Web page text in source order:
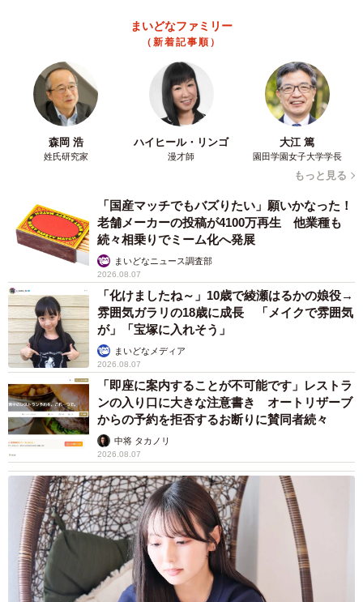
6歳を迎えたしらすちゃん。飼い主さんを見上げる様子がキュート（画像
提供：硝子さん）
しらすちゃんは現在6歳。小さなころの愛らしいあどけな
さ、きゅるんとした瞳はそのままに、美しい成猫へと成長
し、家族に笑顔をもたらす存在になりました。
「ちょっぴり内弁慶な子です。子猫時代に他の猫と接する
機会がなかったこともあってか、猫は苦手。それでも、あ
とから迎えためかぶ、うるめのことを受け入れてくれまし
た。そんなしらすの懐の広さに感動したのを覚えていま
す」
そして、飼い主さん夫婦に赤ちゃんが誕生すると、子守り
のような振る舞いを見せるように。頼もしいお姉ちゃんと
して家族を見守ってくれるようになりました。
「こんなにも毎日“かわいい”と“大好き”があふれる存在がい
るなんて、本当に幸せです。しらすと一緒にたくさんのこ
とを体験し、たくさんの感情に寄り添ってもらいました。
私の子どもであり、親友であり、家族以上の家族です。こ
れからも一緒にたくさん幸せになろうね」
まいどなファミリー
（新着記事順）
森岡 浩
姓氏研究家
ハイヒール・リンゴ
漫才師
大江 篤
園田学園女子大学学長
もっと見る
「国産マッチでもバズりたい」願いかなった！
老舗メーカーの投稿が4100万再生 他業種も
続々相乗りでミーム化へ発展
まいどなニュース調査部
2026.08.07
「化けましたね～」10歳で綾瀬はるかの娘役→
雰囲気ガラリの18歳に成長 「メイクで雰囲気
が」「宝塚に入れそう」
まいどなメディア
2026.08.07
「即座に案内することが不可能です」レストラ
ンの入り口に大きな注意書き オートリザーブ
からの予約を拒否するお断りに賛同者続々
中将 タカノリ
2026.08.07